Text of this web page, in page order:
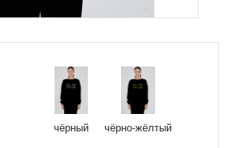
чёрный чёрно-жёлтый